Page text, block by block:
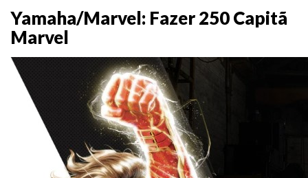
Yamaha/Marvel: Fazer 250 Capitã
Marvel